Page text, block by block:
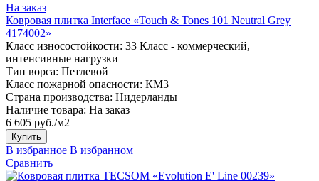
На заказ
Ковровая плитка Interface «Touch & Tones 101 Neutral Grey
4174002»
Класс износостойкости: 33 Класс - коммерческий,
интенсивные нагрузки
Тип ворса: Петлевой
Класс пожарной опасности: КМ3
Страна производства: Нидерланды
Наличие товара: На заказ
6 605 руб./м2
Купить
В избранное В избранном
Сравнить